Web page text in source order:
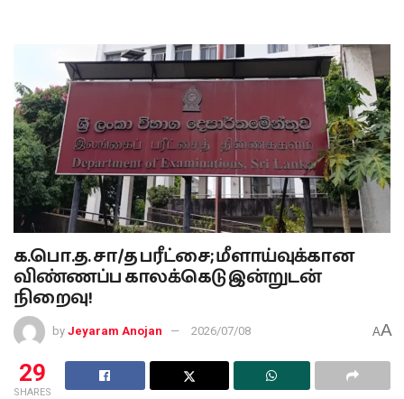
க.பொ.த. சா/த பரீட்சை; மீளாய்வுக்கான
விண்ணப்ப காலக்கெடு இன்றுடன்
நிறைவு!
by Jeyaram Anojan 2026/07/08 AA
29
SHARES